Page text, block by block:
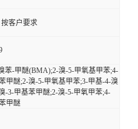
按客户要求
苯-甲醚(BMA);2-溴-5-甲氧基甲苯;4-
甲醚;2-溴-5-甲氧基甲苯;3-甲基-4-溴
-3-甲基苯甲醚;2-溴-5-甲氧甲苯;4-
甲醚